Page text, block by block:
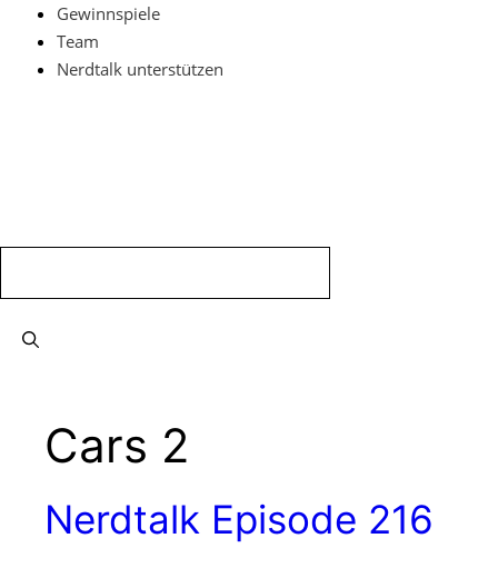
Zum
Inhalt
springen
Gewinnspiele
Team
Nerdtalk unterstützen
Cars 2
Nerdtalk Episode 216